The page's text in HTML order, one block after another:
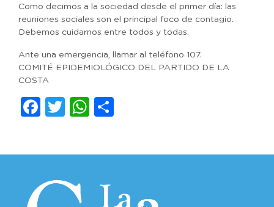
Como decimos a la sociedad desde el primer día: las
reuniones sociales son el principal foco de contagio.
Debemos cuidarnos entre todos y todas.
Ante una emergencia, llamar al teléfono 107.
COMITÉ EPIDEMIOLÓGICO DEL PARTIDO DE LA
COSTA
Facebook
TwitterWhatsApp